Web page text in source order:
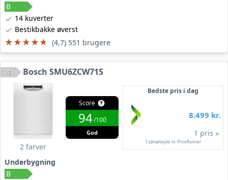
14 kuverter
Bestikbakke øverst
★★★★★
★★★★★ (4,7) 551 brugere
4 Bosch SMU6ZCW71S
2 farver
Score
94/100
God
Bedste pris i dag
8.499 kr.
1 pris »
I samarbejde m. PriceRunner
Underbygning